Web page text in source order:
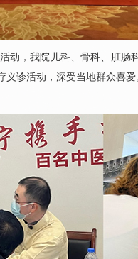
动，我院 儿科、骨科 肛肠
诊活动，深受当地群众喜